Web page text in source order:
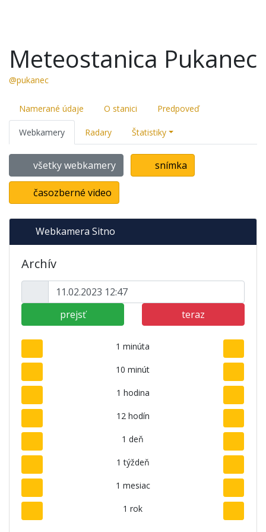
Meteostanica Pukanec
@pukanec
Namerané údaje O stanici Predpoveď
Webkamery Radary Štatistiky
všetky webkamery snímka
časozberné video
Webkamera Sitno
Archív
prejsť teraz
1 minúta
10 minút
1 hodina
12 hodín
1 deň
1 týždeň
1 mesiac
1 rok